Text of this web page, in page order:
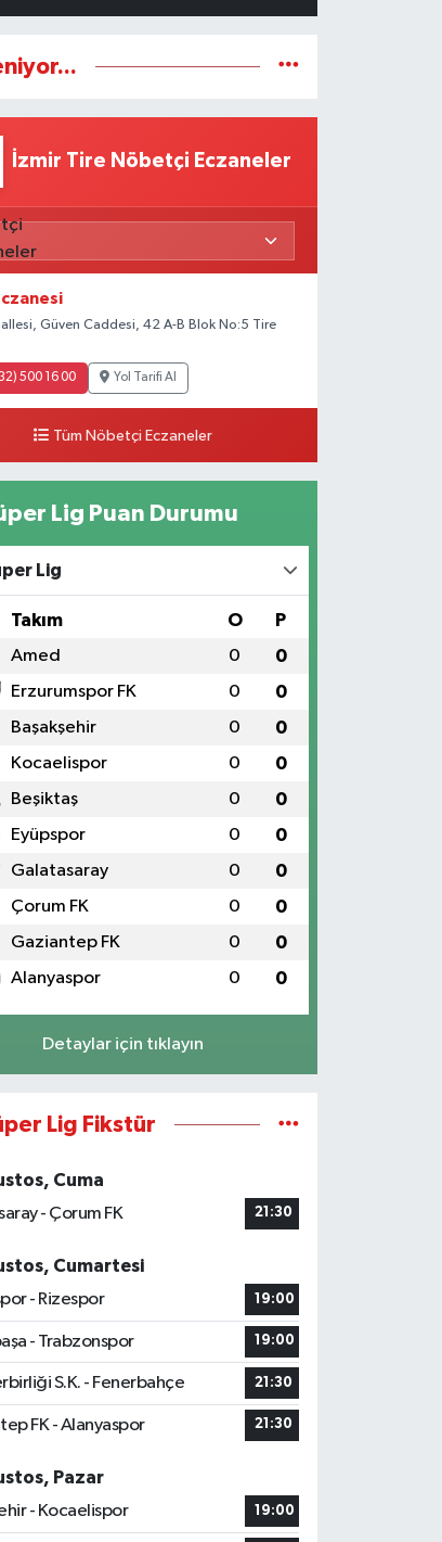
İzmir Tire Nöbetçi Eczaneler
Güven Caddesi, 42 A-B Blok No:5 Tire
500 16 00 Yol Tarifi Al
Tüm Nöbetçi Eczaneler
Lig Puan Durumu
Lig
Takım O P
Amed 0 0
Erzurumspor FK 0 0
Başakşehir 0 0
Kocaelispor 0 0
Beşiktaş 0 0
Eyüpspor 0 0
Galatasaray 0 0
Çorum FK 0 0
Gaziantep FK 0 0
Alanyaspor 0 0
Detaylar için tıklayın
Lig Fikstür
Cuma
- Çorum FK
21:30
Cumartesi
- Rizespor
19:00
- Trabzonspor 19:00
S.K. - Fenerbahçe 21:30
FK - Alanyaspor 21:30
Pazar
- Kocaelispor
19:00